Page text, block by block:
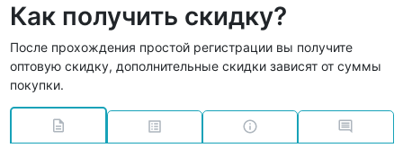
Как получить скидку?
После прохождения простой регистрации вы получите
оптовую скидку, дополнительные скидки зависят от суммы
покупки.